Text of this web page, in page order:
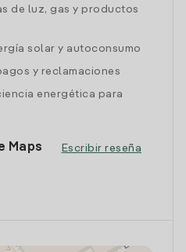
de luz, gas y productos
solar y autoconsumo
y reclamaciones
energética para
Maps Escribir reseña